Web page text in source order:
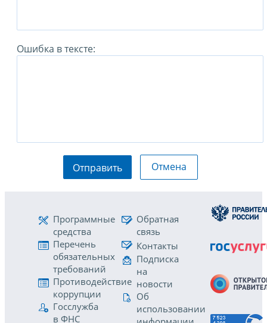
Ошибка в тексте:
Отправить Отмена
Программные
средства
Перечень
обязательных
требований
Противодействие
коррупции
Госслужба
в ФНС
Обратная
связь
Контакты
Подписка
на
новости
Об
использовании